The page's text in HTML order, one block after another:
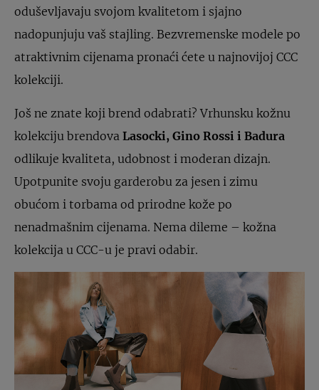
oduševljavaju svojom kvalitetom i sjajno
nadopunjuju vaš stajling. Bezvremenske modele po
atraktivnim cijenama pronaći ćete u najnovijoj CCC
kolekciji.
Još ne znate koji brend odabrati? Vrhunsku kožnu
kolekciju brendova Lasocki, Gino Rossi i Badura
odlikuje kvaliteta, udobnost i moderan dizajn.
Upotpunite svoju garderobu za jesen i zimu
obućom i torbama od prirodne kože po
nenadmašnim cijenama. Nema dileme – kožna
kolekcija u CCC-u je pravi odabir.